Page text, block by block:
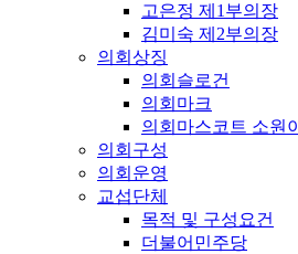
고은정 제1부의장
김미숙 제2부의장
의회상징
의회슬로건
의회마크
의회마스코트 소원이
의회구성
의회운영
교섭단체
목적 및 구성요건
더불어민주당